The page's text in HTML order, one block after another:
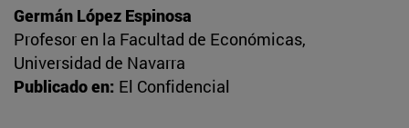
Germán López Espinosa
Profesor en la Facultad de Económicas,
Universidad de Navarra
Publicado en: El Confidencial